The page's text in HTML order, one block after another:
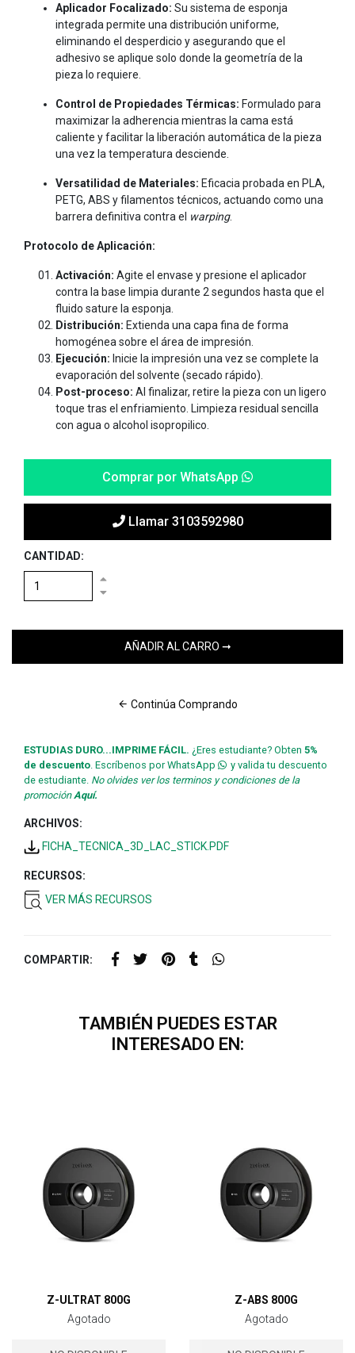
Aplicador Focalizado: Su sistema de esponja
integrada permite una distribución uniforme,
eliminando el desperdicio y asegurando que el
adhesivo se aplique solo donde la geometría de la
pieza lo requiere.
Control de Propiedades Térmicas: Formulado para
maximizar la adherencia mientras la cama está
caliente y facilitar la liberación automática de la pieza
una vez la temperatura desciende.
Versatilidad de Materiales: Eficacia probada en PLA,
PETG, ABS y filamentos técnicos, actuando como una
barrera definitiva contra el warping.
Protocolo de Aplicación:
Activación: Agite el envase y presione el aplicador
contra la base limpia durante 2 segundos hasta que el
fluido sature la esponja.
Distribución: Extienda una capa fina de forma
homogénea sobre el área de impresión.
Ejecución: Inicie la impresión una vez se complete la
evaporación del solvente (secado rápido).
Post-proceso: Al finalizar, retire la pieza con un ligero
toque tras el enfriamiento. Limpieza residual sencilla
con agua o alcohol isopropilico.
Comprar por WhatsApp
Llamar 3103592980
CANTIDAD:
Continúa Comprando
ESTUDIAS DURO...IMPRIME FÁCIL. ¿Eres estudiante? Obten 5%
de descuento . Escríbenos por WhatsApp
y valida tu descuento
de estudiante. No olvides ver los terminos y condiciones de la
promoción Aquí.
ARCHIVOS:
FICHA_TECNICA_3D_LAC_STICK.PDF
RECURSOS:
VER MÁS RECURSOS
COMPARTIR:
TAMBIÉN PUEDES ESTAR
INTERESADO EN:
Z-ULTRAT 800G
Agotado
Z-ABS 800G
Agotado